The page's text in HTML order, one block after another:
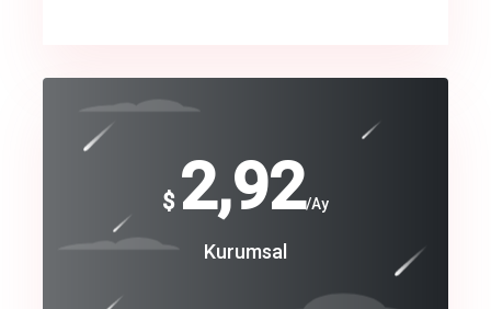
crm auto cync
track energy costs
$ 2,92/Ay
Kurumsal
$
240
Coroprate